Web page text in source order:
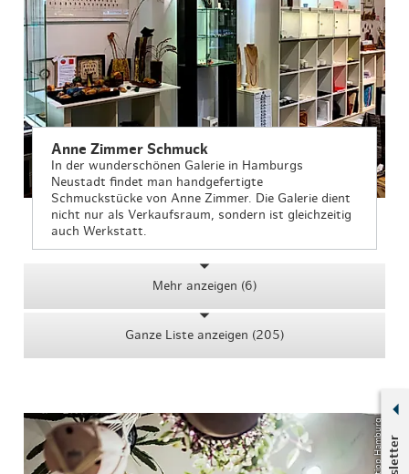
Anne Zimmer Schmuck
In der wunderschönen Galerie in Hamburgs
Neustadt findet man handgefertigte
Schmuckstücke von Anne Zimmer. Die Galerie dient
nicht nur als Verkaufsraum, sondern ist gleichzeitig
auch Werkstatt.
Mehr anzeigen (6)
Ganze Liste anzeigen (205)